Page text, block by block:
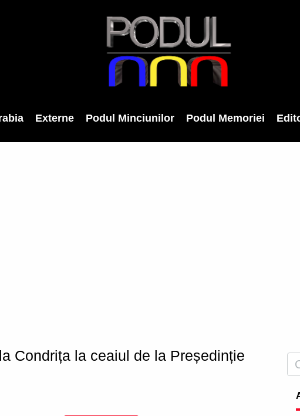
Externe Podul Minciunilor Podul Memoriei
Condrița la ceaiul de la Președinție